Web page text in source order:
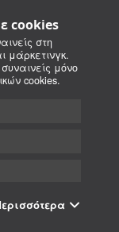
cookies
στη
μάρκετινγκ.
μόνο
cookies.